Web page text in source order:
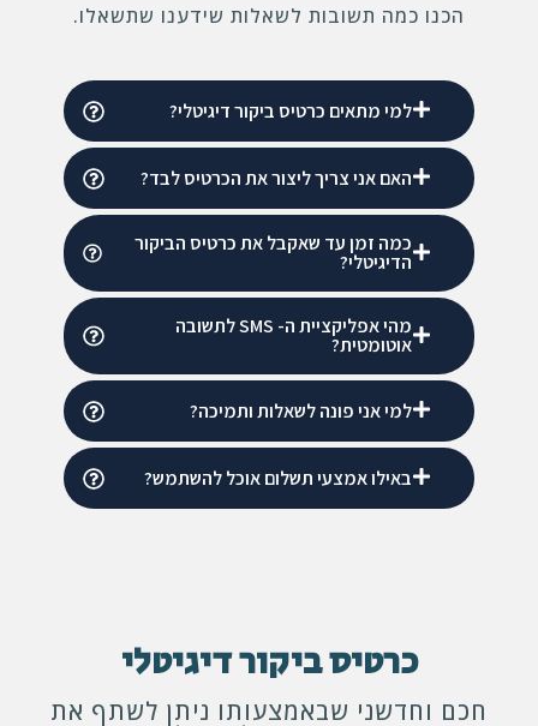
הכנו כמה תשובות לשאלות שידענו שתשאלו.
למי מתאים כרטיס ביקור דיגיטלי?
האם אני צריך ליצור את הכרטיס לבד?
כמה זמן עד שאקבל את כרטיס הביקור
הדיגיטלי?
מהי אפליקציית ה- SMS לתשובה
אוטומטית?
למי אני פונה לשאלות ותמיכה?
באילו אמצעי תשלום אוכל להשתמש?
כרטיס ביקור דיגיטלי
חכם וחדשני שבאמצעותו ניתן לשתף את